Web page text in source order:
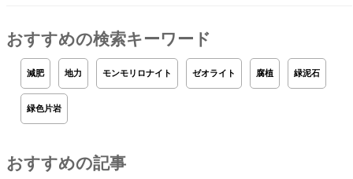
おすすめの検索キーワード
減肥 地力 モンモリロナイト ゼオライト 腐植 緑泥石
緑色片岩
おすすめの記事